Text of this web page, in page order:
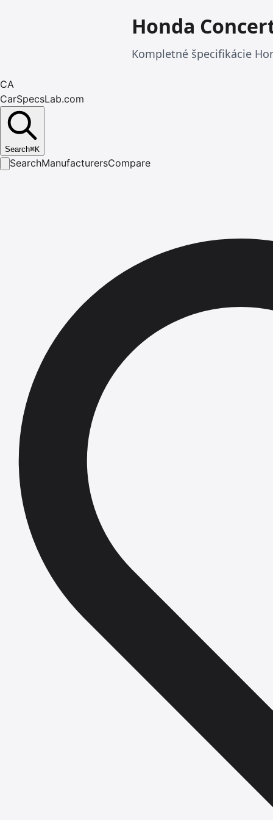
Honda
Kompletné špecifikácie
CA
CarSpecsLab.com
Search⌘K
SearchManufacturersCompare